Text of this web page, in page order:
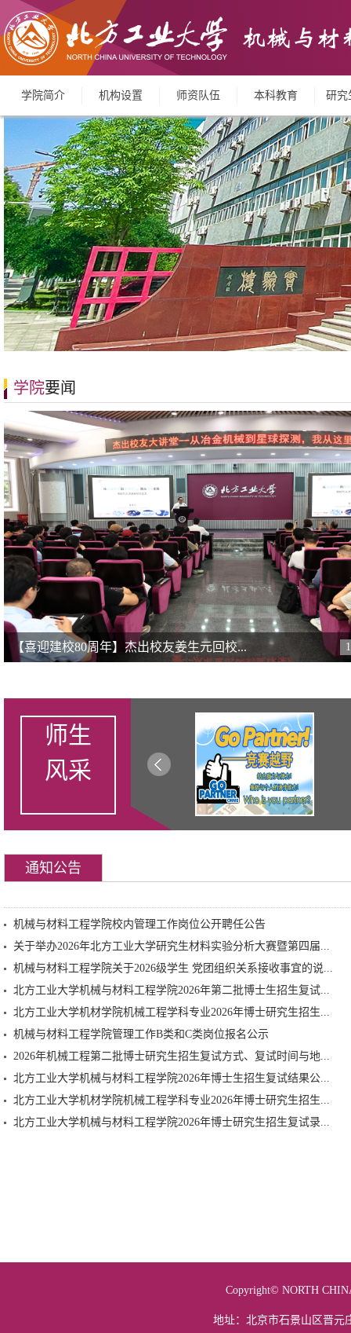
学院简介 机构设置 师资队伍 本科教育 研究
学院要闻
1
【喜迎建校80周年】杰出校友姜生元回校...
师生
风采
通知公告
机械与材料工程学院校内管理工作岗位公开聘任公告
关于举办2026年北方工业大学研究生材料实验分析大赛暨第四届...
机械与材料工程学院关于2026级学生 党团组织关系接收事宜的说...
北方工业大学机械与材料工程学院2026年第二批博士生招生复试...
北方工业大学机材学院机械工程学科专业2026年博士研究生招生...
机械与材料工程学院管理工作B类和C类岗位报名公示
2026年机械工程第二批博士研究生招生复试方式、复试时间与地...
北方工业大学机械与材料工程学院2026年博士生招生复试结果公...
北方工业大学机材学院机械工程学科专业2026年博士研究生招生...
北方工业大学机械与材料工程学院2026年博士研究生招生复试录...
Copyright© NORTH
地址：北京市石景山区晋元